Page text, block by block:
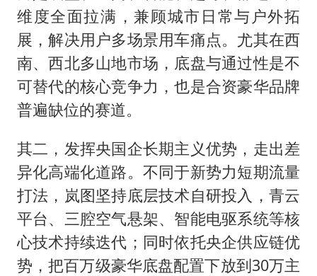
维度全面拉满，兼顾城市日常与户外拓
展，解决用户多场景用车痛点。尤其在西
南、西北多山地市场，底盘与通过性是不
可替代的核心竞争力，也是合资豪华品牌
普遍缺位的赛道。
其二，发挥央国企长期主义优势，走出差
异化高端化道路。不同于新势力短期流量
打法，岚图坚持底层技术自研投入，青云
平台、三腔空气悬架、智能电驱系统等核
心技术持续迭代；同时依托央企供应链优
势，把百万级豪华底盘配置下放到30万主